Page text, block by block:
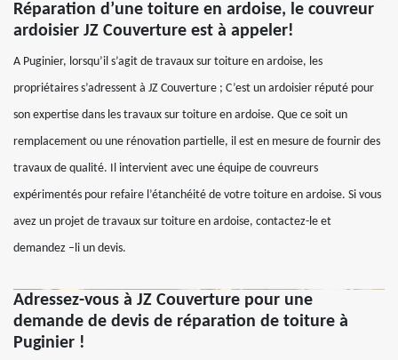
Réparation d’une toiture en ardoise, le couvreur
ardoisier JZ Couverture est à appeler!
A Puginier, lorsqu’il s’agit de travaux sur toiture en ardoise, les
propriétaires s’adressent à JZ Couverture ; C’est un ardoisier réputé pour
son expertise dans les travaux sur toiture en ardoise. Que ce soit un
remplacement ou une rénovation partielle, il est en mesure de fournir des
travaux de qualité. Il intervient avec une équipe de couvreurs
expérimentés pour refaire l’étanchéité de votre toiture en ardoise. Si vous
avez un projet de travaux sur toiture en ardoise, contactez-le et
demandez –li un devis.
Adressez-vous à JZ Couverture pour une
demande de devis de réparation de toiture à
Puginier !